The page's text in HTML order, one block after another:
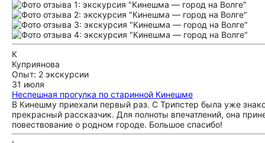
К
Куприянова
Опыт: 2 экскурсии
31 июля
Неспешная прогулка по старинной Кинешме
В Кинешму приехали первый раз. С Трипстер была уже
прекрасный рассказчик. Для полноты впечатлений, она
повествование о родном городе. Большое спасибо!